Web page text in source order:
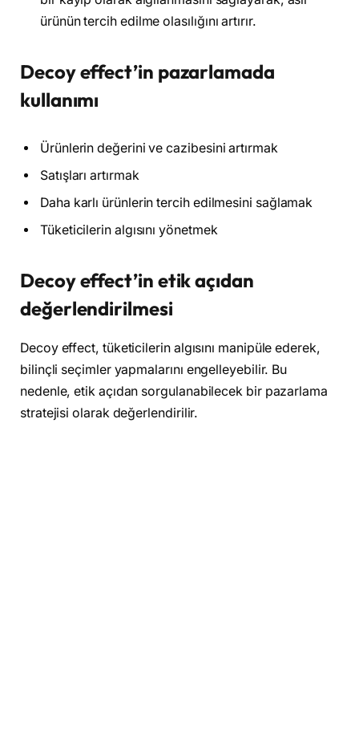
ürünün tercih edilme olasılığını artırır.
Decoy effect’in pazarlamada
kullanımı
Ürünlerin değerini ve cazibesini artırmak
Satışları artırmak
Daha karlı ürünlerin tercih edilmesini sağlamak
Tüketicilerin algısını yönetmek
Decoy effect’in etik açıdan
değerlendirilmesi
Decoy effect, tüketicilerin algısını manipüle ederek,
bilinçli seçimler yapmalarını engelleyebilir. Bu
nedenle, etik açıdan sorgulanabilecek bir pazarlama
stratejisi olarak değerlendirilir.